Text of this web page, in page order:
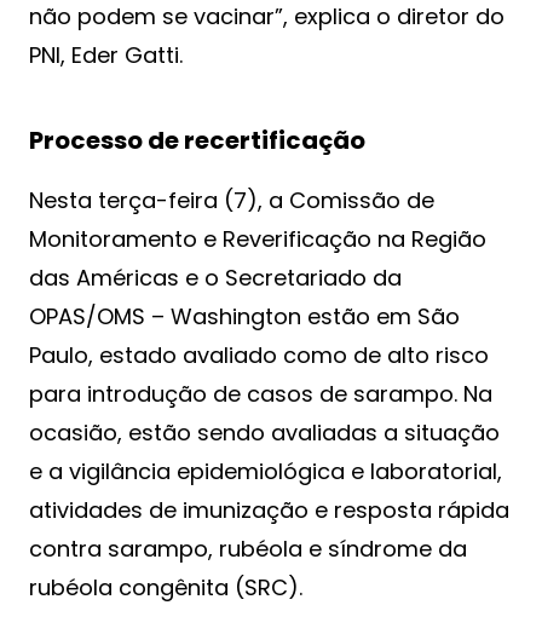
não podem se vacinar”, explica o diretor do
PNI, Eder Gatti.
Processo de recertificação
Nesta terça-feira (7), a Comissão de
Monitoramento e Reverificação na Região
das Américas e o Secretariado da
OPAS/OMS – Washington estão em São
Paulo, estado avaliado como de alto risco
para introdução de casos de sarampo. Na
ocasião, estão sendo avaliadas a situação
e a vigilância epidemiológica e laboratorial,
atividades de imunização e resposta rápida
contra sarampo, rubéola e síndrome da
rubéola congênita (SRC).